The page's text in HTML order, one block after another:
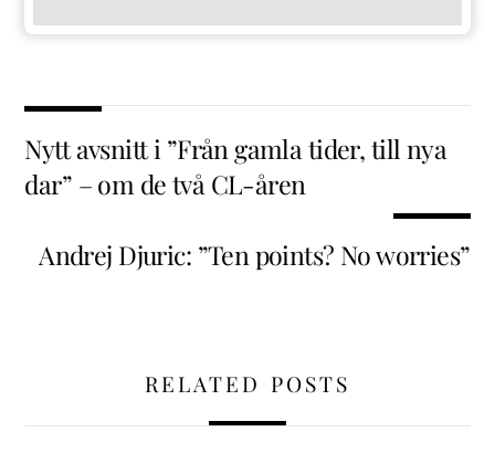
Nytt avsnitt i ”Från gamla tider, till nya
dar” – om de två CL-åren
Andrej Djuric: ”Ten points? No worries”
RELATED POSTS